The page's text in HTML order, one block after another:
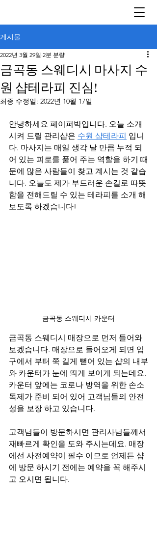
게시물
금곡동 스웨디시 마사지 수
원 샵테라피 진심!
2022년 3월 29일 2분 분량
최종 수정일: 2022년 10월 17일
안녕하세요 페이퍼박입니다. 오늘 소개
시켜 드릴 관리샵은 수원 샵테라피 입니
다. 마사지는 매일 생각 날 만큼 누적 되
어 있는 피로를 풀어 주는 역할을 하기 때
문에 많은 사람들이 찾고 계시는 것 같습
니다. 오늘도 제가 부드러운 손길로 따뜻
함을 전해드릴 수 있는 테라피를 소개 해
보도록 하겠습니다!
금곡동 스웨디시 카운터
금곡동 스웨디시 매장으로 먼저 들어와
보겠습니다. 매장으로 들어오게 되면 입
구에서 부터 쭉 길게 뻗어 있는 샵의 내부
와 카운터가 눈에 띄게 보이게 되는데요.
카운터 앞에는 코로나 방역을 위한 손소
독제가 준비 되어 있어 고객님들의 안전
성을 보장 하고 있습니다.
고객님들이 방문하시면 관리사님들께서
재빠르게 확인을 도와 주시는데요. 매장
에선 사전예약이 필수 이므로 언제든 샵
에 방문 하시기 전에는 예약을 꼭 해주시
고 오시면 됩니다.